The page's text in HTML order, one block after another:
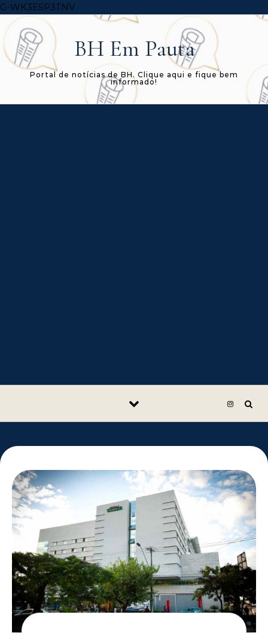
G-WK3E5P3TNVSkip to content
BH Em Pauta
Portal de notícias de BH. Clique aqui e fique bem
informado!